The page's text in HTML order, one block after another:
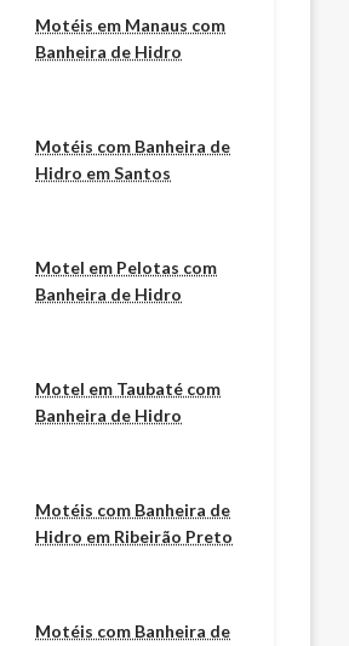
Motéis em Manaus com
Banheira de Hidro
Motéis com Banheira de
Hidro em Santos
Motel em Pelotas com
Banheira de Hidro
Motel em Taubaté com
Banheira de Hidro
Motéis com Banheira de
Hidro em Ribeirão Preto
Motéis com Banheira de